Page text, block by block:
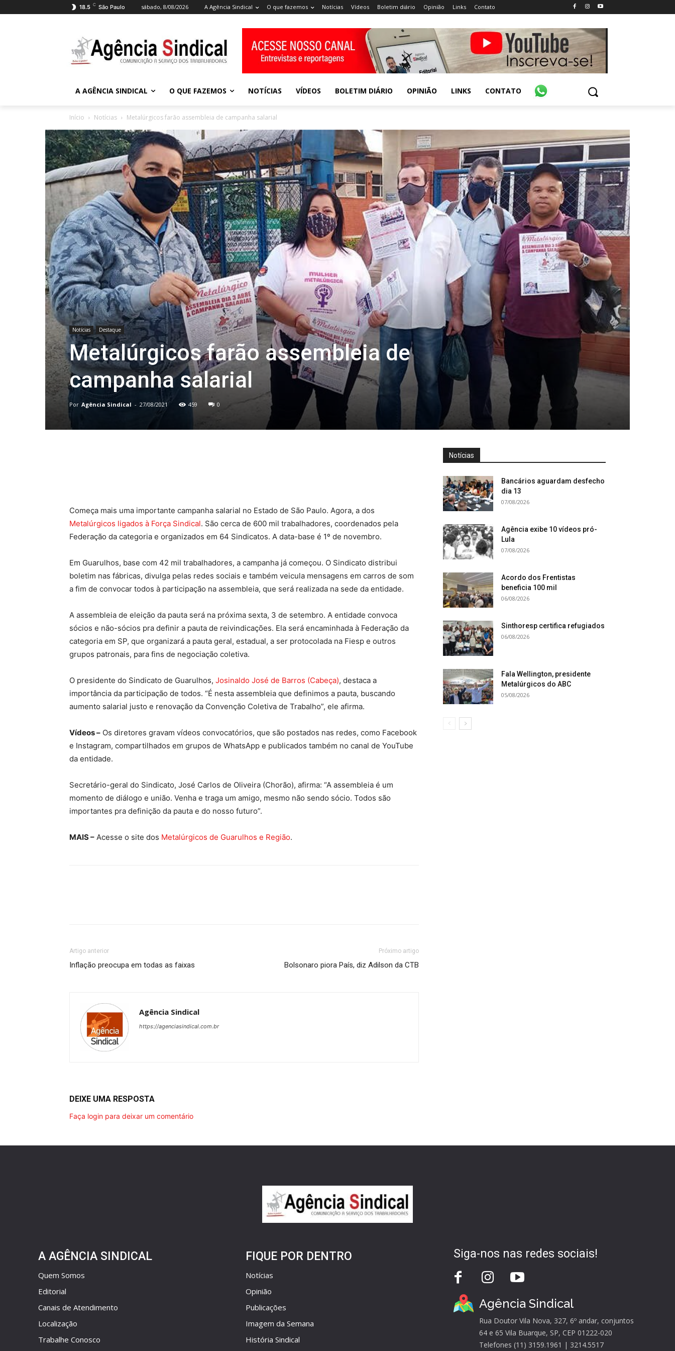
18.5 C São Paulo sábado, 8/08/2026 A Agência Sindical O que fazemos Notícias Vídeos Boletim diário Opinião Links Contato
A AGÊNCIA SINDICAL O QUE FAZEMOS NOTÍCIAS VÍDEOS BOLETIM DIÁRIO OPINIÃO LINKS CONTATO
Início Notícias Metalúrgicos farão assembleia de campanha salarial
Notícias Destaque
Metalúrgicos farão assembleia de
campanha salarial
Por Agência Sindical - 27/08/2021 459 0
Começa mais uma importante campanha salarial no Estado de São Paulo. Agora, a dos
Metalúrgicos ligados à Força Sindical. São cerca de 600 mil trabalhadores, coordenados pela
Federação da categoria e organizados em 64 Sindicatos. A data-base é 1º de novembro.
Em Guarulhos, base com 42 mil trabalhadores, a campanha já começou. O Sindicato distribui
boletim nas fábricas, divulga pelas redes sociais e também veicula mensagens em carros de som
a fim de convocar todos à participação na assembleia, que será realizada na sede da entidade.
A assembleia de eleição da pauta será na próxima sexta, 3 de setembro. A entidade convoca
sócios e não-sócios pra definir a pauta de reivindicações. Ela será encaminhada à Federação da
categoria em SP, que organizará a pauta geral, estadual, a ser protocolada na Fiesp e outros
grupos patronais, para fins de negociação coletiva.
O presidente do Sindicato de Guarulhos, Josinaldo José de Barros (Cabeça), destaca a
importância da participação de todos. “É nesta assembleia que definimos a pauta, buscando
aumento salarial justo e renovação da Convenção Coletiva de Trabalho”, ele afirma.
Vídeos – Os diretores gravam vídeos convocatórios, que são postados nas redes, como Facebook
e Instagram, compartilhados em grupos de WhatsApp e publicados também no canal de YouTube
da entidade.
Secretário-geral do Sindicato, José Carlos de Oliveira (Chorão), afirma: “A assembleia é um
momento de diálogo e união. Venha e traga um amigo, mesmo não sendo sócio. Todos são
importantes pra definição da pauta e do nosso futuro”.
MAIS – Acesse o site dos Metalúrgicos de Guarulhos e Região.
Artigo anterior
Inflação preocupa em todas as faixas
Próximo artigo
Bolsonaro piora País, diz Adilson da CTB
Agência Sindical
https://agenciasindical.com.br
DEIXE UMA RESPOSTA
Faça login para deixar um comentário
Notícias
Bancários aguardam desfecho
dia 13
07/08/2026
Agência exibe 10 vídeos pró-
Lula
07/08/2026
Acordo dos Frentistas
beneficia 100 mil
06/08/2026
Sinthoresp certifica refugiados
06/08/2026
Fala Wellington, presidente
Metalúrgicos do ABC
05/08/2026
A AGÊNCIA SINDICAL
Quem Somos
Editorial
Canais de Atendimento
Localização
Trabalhe Conosco
FIQUE POR DENTRO
Notícias
Opinião
Publicações
Imagem da Semana
História Sindical
Siga-nos nas redes sociais!
Agência Sindical
Rua Doutor Vila Nova, 327, 6º andar, conjuntos
64 e 65 Vila Buarque, SP, CEP 01222-020
Telefones (11) 3159.1961 | 3214.5517